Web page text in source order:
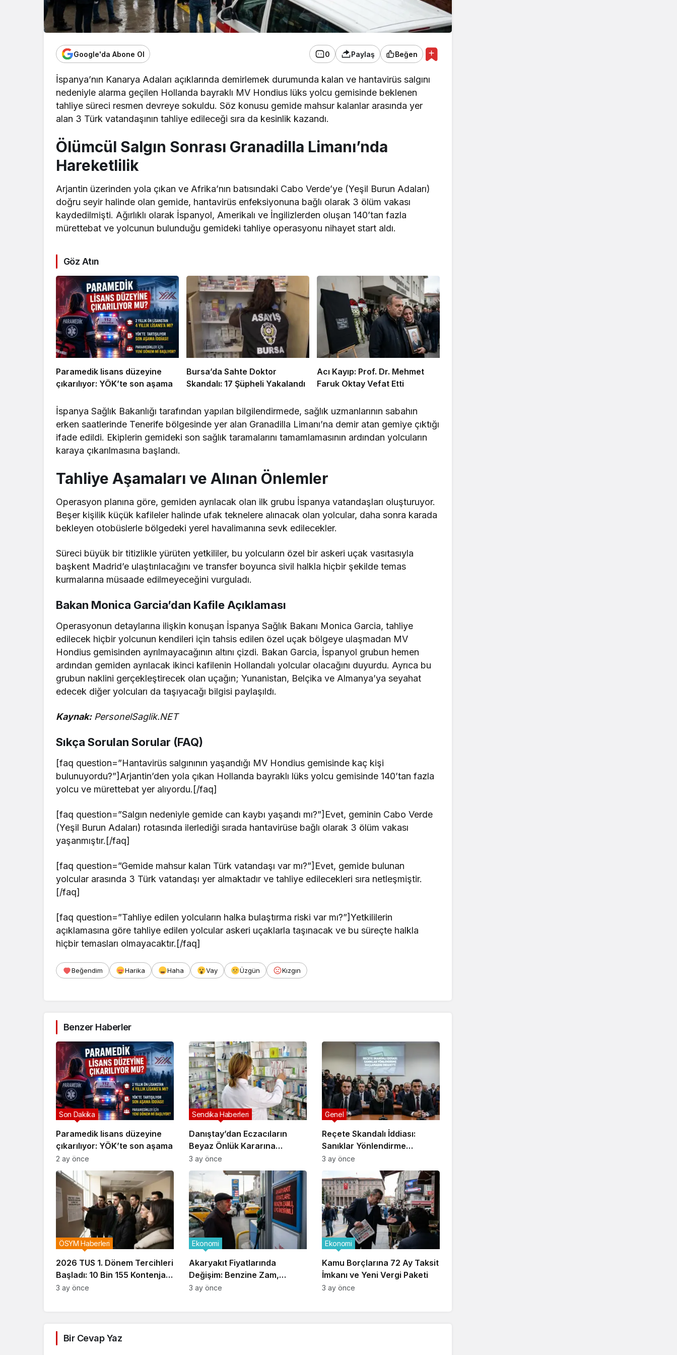
Google'da Abone Ol 0 Paylaş Beğen
İspanya’nın Kanarya Adaları açıklarında demirlemek durumunda kalan ve hantavirüs salgını
nedeniyle alarma geçilen Hollanda bayraklı MV Hondius lüks yolcu gemisinde beklenen
tahliye süreci resmen devreye sokuldu. Söz konusu gemide mahsur kalanlar arasında yer
alan 3 Türk vatandaşının tahliye edileceği sıra da kesinlik kazandı.
Ölümcül Salgın Sonrası Granadilla Limanı’nda
Hareketlilik
Arjantin üzerinden yola çıkan ve Afrika’nın batısındaki Cabo Verde’ye (Yeşil Burun Adaları)
doğru seyir halinde olan gemide, hantavirüs enfeksiyonuna bağlı olarak 3 ölüm vakası
kaydedilmişti. Ağırlıklı olarak İspanyol, Amerikalı ve İngilizlerden oluşan 140’tan fazla
mürettebat ve yolcunun bulunduğu gemideki tahliye operasyonu nihayet start aldı.
Göz Atın
Paramedik lisans düzeyine
çıkarılıyor: YÖK’te son aşama
Bursa’da Sahte Doktor
Skandalı: 17 Şüpheli Yakalandı
Acı Kayıp: Prof. Dr. Mehmet
Faruk Oktay Vefat Etti
İspanya Sağlık Bakanlığı tarafından yapılan bilgilendirmede, sağlık uzmanlarının sabahın
erken saatlerinde Tenerife bölgesinde yer alan Granadilla Limanı’na demir atan gemiye çıktığı
ifade edildi. Ekiplerin gemideki son sağlık taramalarını tamamlamasının ardından yolcuların
karaya çıkarılmasına başlandı.
Tahliye Aşamaları ve Alınan Önlemler
Operasyon planına göre, gemiden ayrılacak olan ilk grubu İspanya vatandaşları oluşturuyor.
Beşer kişilik küçük kafileler halinde ufak teknelere alınacak olan yolcular, daha sonra karada
bekleyen otobüslerle bölgedeki yerel havalimanına sevk edilecekler.
Süreci büyük bir titizlikle yürüten yetkililer, bu yolcuların özel bir askeri uçak vasıtasıyla
başkent Madrid’e ulaştırılacağını ve transfer boyunca sivil halkla hiçbir şekilde temas
kurmalarına müsaade edilmeyeceğini vurguladı.
Bakan Monica Garcia’dan Kafile Açıklaması
Operasyonun detaylarına ilişkin konuşan İspanya Sağlık Bakanı Monica Garcia, tahliye
edilecek hiçbir yolcunun kendileri için tahsis edilen özel uçak bölgeye ulaşmadan MV
Hondius gemisinden ayrılmayacağının altını çizdi. Bakan Garcia, İspanyol grubun hemen
ardından gemiden ayrılacak ikinci kafilenin Hollandalı yolcular olacağını duyurdu. Ayrıca bu
grubun naklini gerçekleştirecek olan uçağın; Yunanistan, Belçika ve Almanya’ya seyahat
edecek diğer yolcuları da taşıyacağı bilgisi paylaşıldı.
Kaynak:PersonelSaglik.NET
Sıkça Sorulan Sorular (FAQ)
[faq question=”Hantavirüs salgınının yaşandığı MV Hondius gemisinde kaç kişi
bulunuyordu?”]Arjantin’den yola çıkan Hollanda bayraklı lüks yolcu gemisinde 140’tan fazla
yolcu ve mürettebat yer alıyordu.[/faq]
[faq question=”Salgın nedeniyle gemide can kaybı yaşandı mı?”]Evet, geminin Cabo Verde
(Yeşil Burun Adaları) rotasında ilerlediği sırada hantavirüse bağlı olarak 3 ölüm vakası
yaşanmıştır.[/faq]
[faq question=”Gemide mahsur kalan Türk vatandaşı var mı?”]Evet, gemide bulunan
yolcular arasında 3 Türk vatandaşı yer almaktadır ve tahliye edilecekleri sıra netleşmiştir.
[/faq]
[faq question=”Tahliye edilen yolcuların halka bulaştırma riski var mı?”]Yetkililerin
açıklamasına göre tahliye edilen yolcular askeri uçaklarla taşınacak ve bu süreçte halkla
hiçbir temasları olmayacaktır.[/faq]
Beğendim Harika Haha Vay Üzgün Kızgın
Benzer Haberler
Paramedik lisans düzeyine
çıkarılıyor: YÖK’te son aşama
Son Dakika
2 ay önce
Danıştay’dan Eczacıların
Beyaz Önlük Kararına
Durdurma
Sendika Haberleri
3 ay önce
Reçete Skandalı İddiası:
Sanıklar Yönlendirme
Suçlamasını Reddetti
Genel
3 ay önce
2026 TUS 1. Dönem Tercihleri
Başladı: 10 Bin 155 Kontenjan
Açıldı
ÖSYM Haberleri
3 ay önce
Akaryakıt Fiyatlarında
Değişim: Benzine Zam,
LPG’ye İndirim
Ekonomi
3 ay önce
Kamu Borçlarına 72 Ay Taksit
İmkanı ve Yeni Vergi Paketi
Ekonomi
3 ay önce
Bir Cevap Yaz